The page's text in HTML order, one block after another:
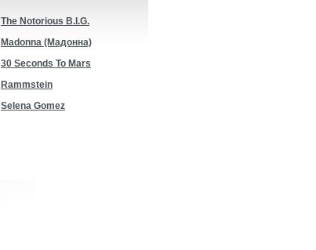
The Notorious B.I.G.
Madonna (Мадонна)
30 Seconds To Mars
Rammstein
Selena Gomez